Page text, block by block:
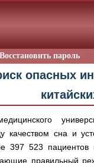
Восстановить пароль
опасных
качеством сна и
397 523
правильный